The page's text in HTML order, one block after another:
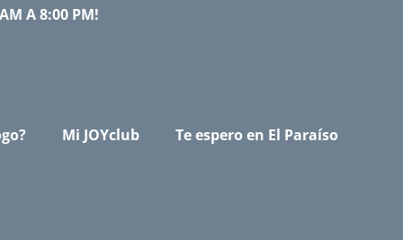
A 8:00 PM!
Mi JOYclub Te espero en El Paraíso